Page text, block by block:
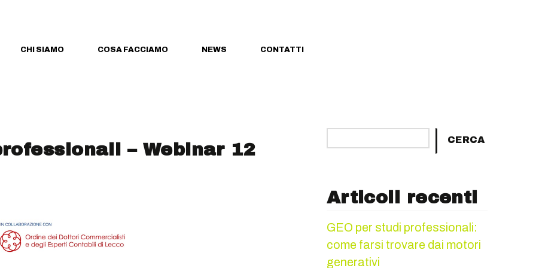
CHI SIAMO COSA FACCIAMO NEWS CONTATTI
– Webinar 12
CERCA
Articoli recenti
GEO per studi professionali:
come farsi trovare dai motori
generativi